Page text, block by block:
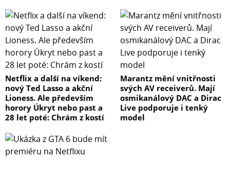
Netflix a další na víkend:
nový Ted Lasso a akční
Lioness. Ale především
horory Úkryt nebo past a
28 let poté: Chrám z kostí
Marantz mění vnitřnosti
svých AV receiverů. Mají
osmikanálový DAC a Dirac
Live podporuje i tenký
model